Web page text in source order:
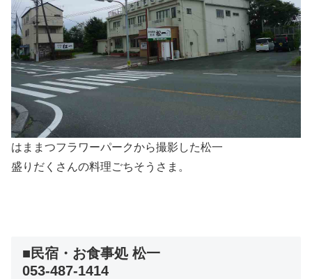
はままつフラワーパークから撮影した松一
盛りだくさんの料理ごちそうさま。
■民宿・お食事処 松一
053-487-1414